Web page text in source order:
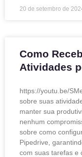
20 de setembro de
Como
Atividades
https://youtu.be/
sobre suas
manter sua
nenhum
sobre como
Pipedrive,
com suas tarefas e